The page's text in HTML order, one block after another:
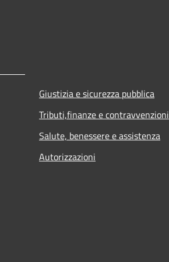
Giustizia e sicurezza pubblica
Tributi,finanze e contravvenzioni
Salute, benessere e assistenza
Autorizzazioni